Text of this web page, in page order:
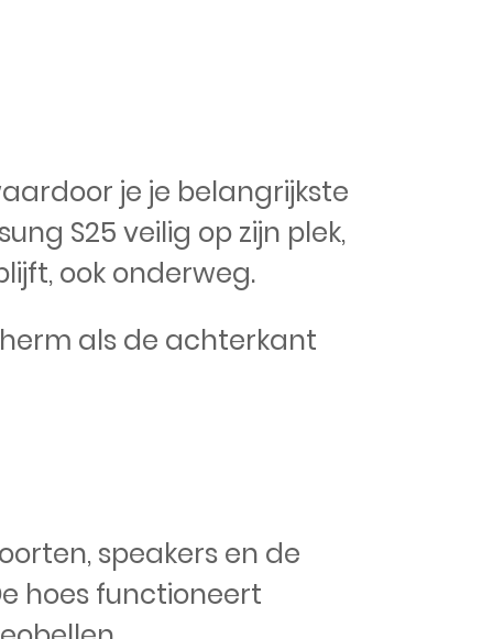
je je belangrijkste
S25 veilig op zijn plek,
ook onderweg.
als de achterkant
speakers en de
hoes functioneert